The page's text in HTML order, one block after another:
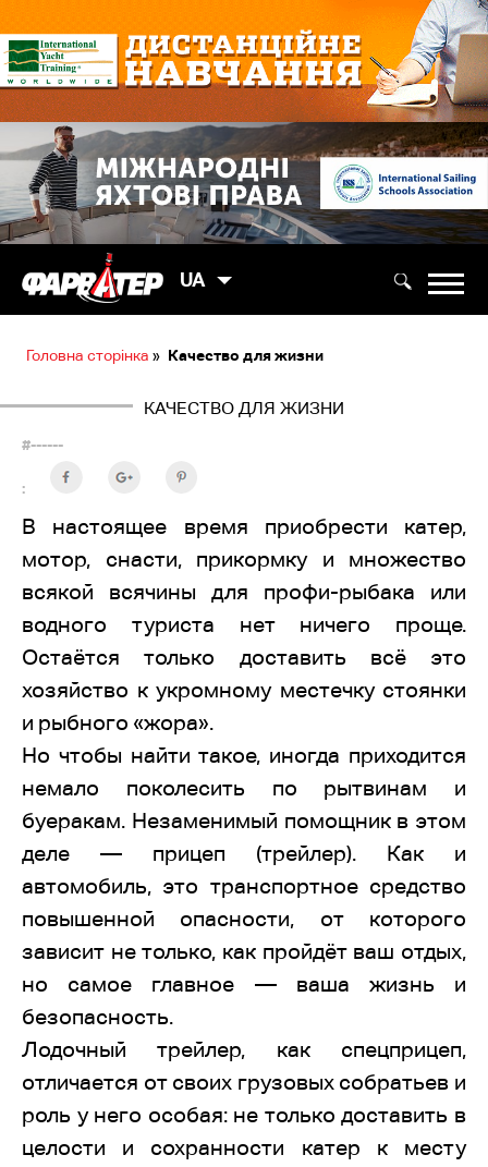
UA
Головна сторінка » Качество для жизни
КАЧЕСТВО ДЛЯ ЖИЗНИ
#------
:
В настоящее время приобрести катер,
мотор, снасти, прикормку и множество
всякой всячины для профи-рыбака или
водного туриста нет ничего проще.
Остаётся только доставить всё это
хозяйство к укромному местечку стоянки
и рыбного «жора».
Но чтобы найти такое, иногда приходится
немало поколесить по рытвинам и
буеракам. Незаменимый помощник в этом
деле — прицеп (трейлер). Как и
автомобиль, это транспортное средство
повышенной опасности, от которого
зависит не только, как пройдёт ваш отдых,
но самое главное — ваша жизнь и
безопасность.
Лодочный трейлер, как спецприцеп,
отличается от своих грузовых собратьев и
роль у него особая: не только доставить в
целости и сохранности катер к месту